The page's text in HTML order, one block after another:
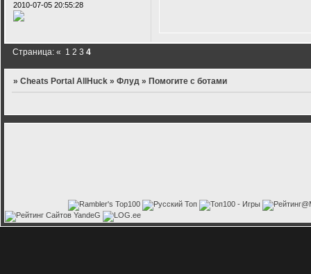
2010-07-05 20:55:28
Страница:« 1 2 3 4
»Cheats Portal AllHuck »Флуд »Помогите с ботами